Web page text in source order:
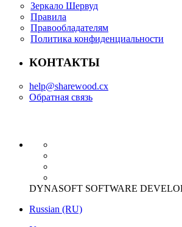
Зеркало Шервуд
Правила
Правообладателям
Политика конфиденциальности
КОНТАКТЫ
help@sharewood.cx
Обратная связь
DYNASOFT SOFTWARE
Russian (RU)